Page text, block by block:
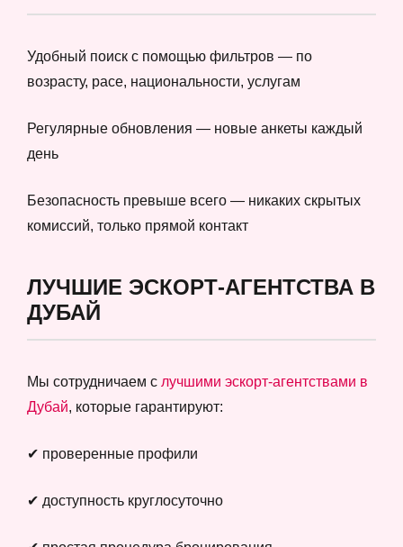
Удобный поиск с помощью фильтров — по
возрасту, расе, национальности, услугам
Регулярные обновления — новые анкеты каждый
день
Безопасность превыше всего — никаких скрытых
комиссий, только прямой контакт
ЛУЧШИЕ ЭСКОРТ-АГЕНТСТВА В
ДУБАЙ
Мы сотрудничаем с лучшими эскорт-агентствами в
Дубай, которые гарантируют:
✔ проверенные профили
✔ доступность круглосуточно